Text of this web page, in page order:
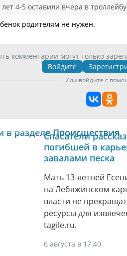
лет 4-5 оставили вчера в
родителям не нужен.
комментарии могут только
Войдите
Или войдите с
в разделе Происшествия
Спасатели
погибшей в
завалами песка
Мать 13-летней
на Лебяжинском
власти не
ресурсы для
tagile.ru.
6 августа в 17:40